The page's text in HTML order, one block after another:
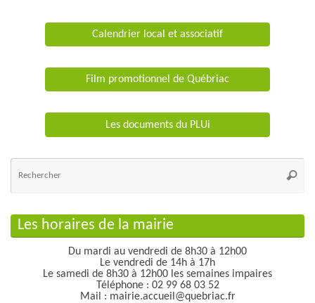
Calendrier local et associatif
Film promotionnel de Québriac
Les documents du PLUi
Les horaires de la mairie
Du mardi au vendredi de 8h30 à 12h00
Le vendredi de 14h à 17h
Le samedi de 8h30 à 12h00 les semaines impaires
Téléphone : 02 99 68 03 52
Mail : mairie.accueil@quebriac.fr